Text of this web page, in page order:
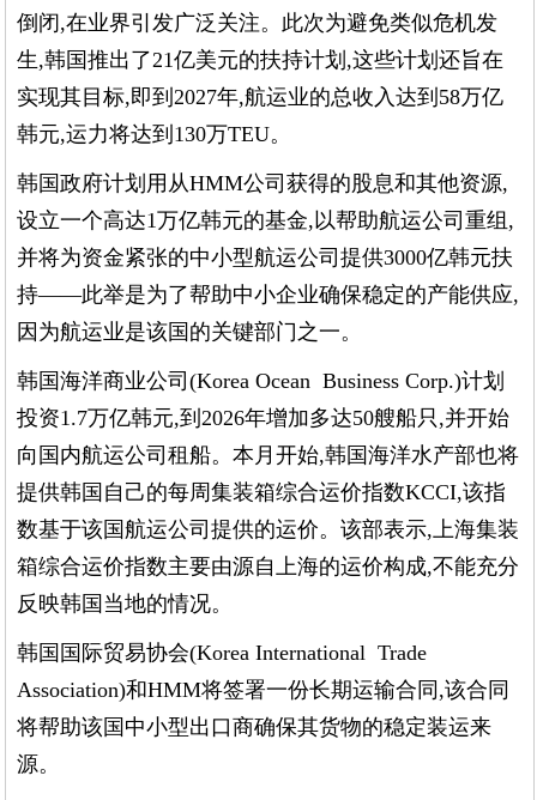
倒闭,在业界引发广泛关注。此次为避免类似危机发
生,韩国推出了21亿美元的扶持计划,这些计划还旨在
实现其目标,即到2027年,航运业的总收入达到58万亿
韩元,运力将达到130万TEU。
韩国政府计划用从HMM公司获得的股息和其他资源,
设立一个高达1万亿韩元的基金,以帮助航运公司重组,
并将为资金紧张的中小型航运公司提供3000亿韩元扶
持——此举是为了帮助中小企业确保稳定的产能供应,
因为航运业是该国的关键部门之一。
韩国海洋商业公司(Korea Ocean Business Corp.)计划
投资1.7万亿韩元,到2026年增加多达50艘船只,并开始
向国内航运公司租船。本月开始,韩国海洋水产部也将
提供韩国自己的每周集装箱综合运价指数KCCI,该指
数基于该国航运公司提供的运价。该部表示,上海集装
箱综合运价指数主要由源自上海的运价构成,不能充分
反映韩国当地的情况。
韩国国际贸易协会(Korea International Trade
Association)和HMM将签署一份长期运输合同,该合同
将帮助该国中小型出口商确保其货物的稳定装运来
源。